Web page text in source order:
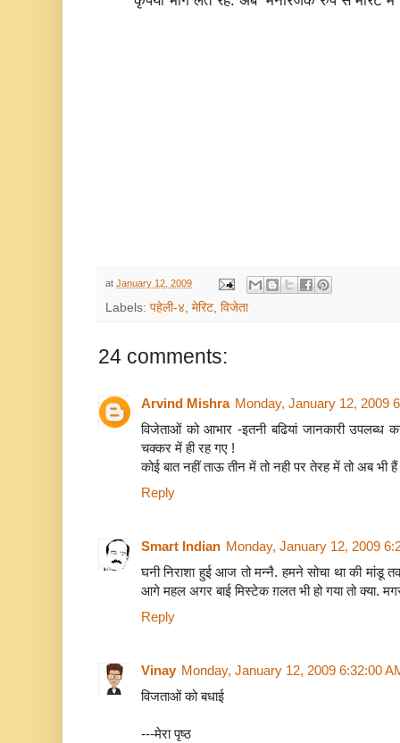
at January 12, 2009
Labels: पहेली-४ मेरिट विजेता
24 comments:
Arvind Mishra Monday, January 12, 2009
विजेताओं को आभार -इतनी बढियां जानकारी उपलब्ध
चक्कर में ही रह गए !
कोई बात नहीं ताऊ तीन में तो नही पर तेरह में तो अब भी
Reply
Smart Indian Monday, January 12, 2009
घनी निराशा हुई आज तो मन्नै. हमने सोचा था की मांडू
आगे महल अगर बाई मिस्टेक ग़लत भी हो गया तो क्या.
Reply
Vinay Monday, January 12, 2009 6:32:00
विजताओं को बधाई
---मेरा पृष्ठ